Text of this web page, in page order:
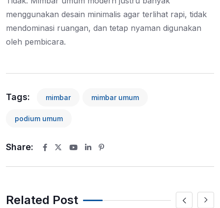
menggunakan desain minimalis agar terlihat rapi, tidak
mendominasi ruangan, dan tetap nyaman digunakan
oleh pembicara.
Tags: mimbar mimbar umum
podium umum
Share:
Youtube
LinkedIn
Related Post